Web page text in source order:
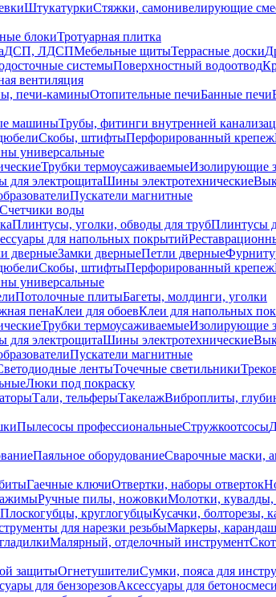
ШтукатуркиСтяжки, самонивелирующие
блокиТротуарная плитка
ДСП, ЛДСПМебельные щитыТеррасные доски
системыПоверхностный водоотвод
вентиляция
печи-каминыОтопительные печиБанные печи
машиныТрубы, фитинги внутренней
Скобы, штифтыПерфорированный крепеж
универсальные
Трубки термоусаживаемыеИзолирующие
для электрощитаШины электротехнические
Пускатели магнитные
Счетчики воды
Плинтусы, уголки, обводы для трубПлинтусы
для напольных покрытий
дверныеЗамки дверныеПетли дверные
Скобы, штифтыПерфорированный крепеж
универсальные
Потолочные плитыБагеты, молдинги, уголки
пенаКлеи для обоевКлеи для напольных
Трубки термоусаживаемыеИзолирующие
для электрощитаШины электротехнические
Пускатели магнитные
лентыТочечные светильники
Люки под покраску
Тали, тельферыТакелажВиброплиты,
Пылесосы профессиональныеСтружкоотсосы
Паяльное оборудованиеСварочные маски,
Гаечные ключиОтвертки, наборы отверток
Ручные пилы, ножовкиМолотки, кувалды,
Плоскогубцы, круглогубцыКусачки, болторезы,
для нарезки резьбыМаркеры,
Малярный, отделочный инструмент
защитыОгнетушителиСумки, пояса для
для бензорезовАксессуары для